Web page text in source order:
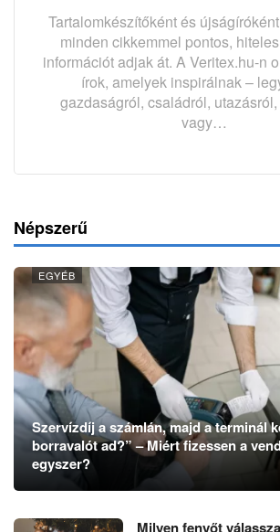
Tartalomkészítőként és
minden cikkemmel pontos,
információt adjak át. A Veritex.hu-n
írok, amelyek inspirálnak –
gazdaságról, családról,
vagy…
Népszerű
EGYÉB
Szervízdíj a számlán, majd a terminál
borravalót ad?” – Miért fizessen a
egyszer?
Milyen fenyőt